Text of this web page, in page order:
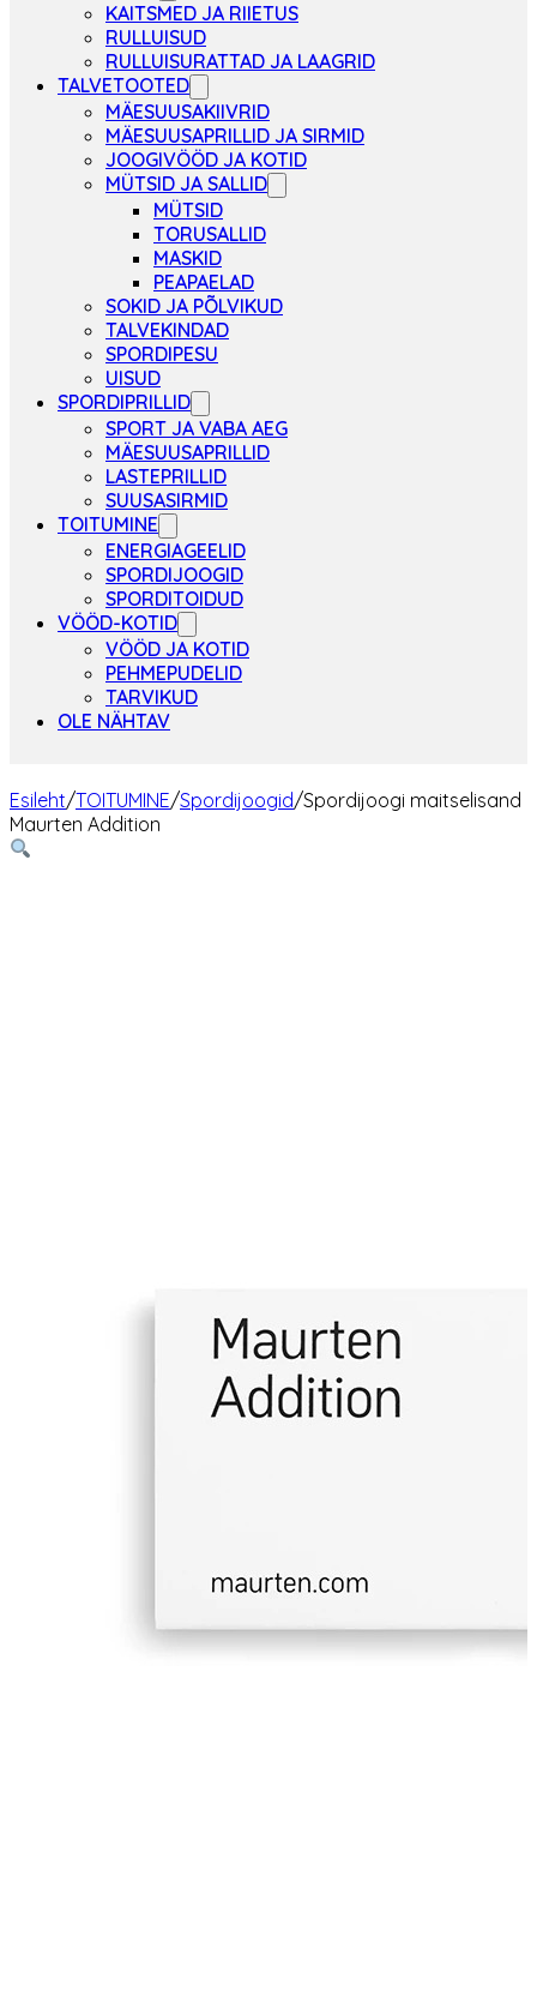
KAITSMED JA RIIETUS
RULLUISUD
RULLUISURATTAD JA LAAGRID
TALVETOOTED
MÄESUUSAKIIVRID
MÄESUUSAPRILLID JA SIRMID
JOOGIVÖÖD JA KOTID
MÜTSID JA SALLID
MÜTSID
TORUSALLID
MASKID
PEAPAELAD
SOKID JA PÕLVIKUD
TALVEKINDAD
SPORDIPESU
UISUD
SPORDIPRILLID
SPORT JA VABA AEG
MÄESUUSAPRILLID
LASTEPRILLID
SUUSASIRMID
TOITUMINE
ENERGIAGEELID
SPORDIJOOGID
SPORDITOIDUD
VÖÖD-KOTID
VÖÖD JA KOTID
PEHMEPUDELID
TARVIKUD
OLE NÄHTAV
Esileht/TOITUMINE/Spordijoogid/Spordijoogi maitselisand
Maurten Addition